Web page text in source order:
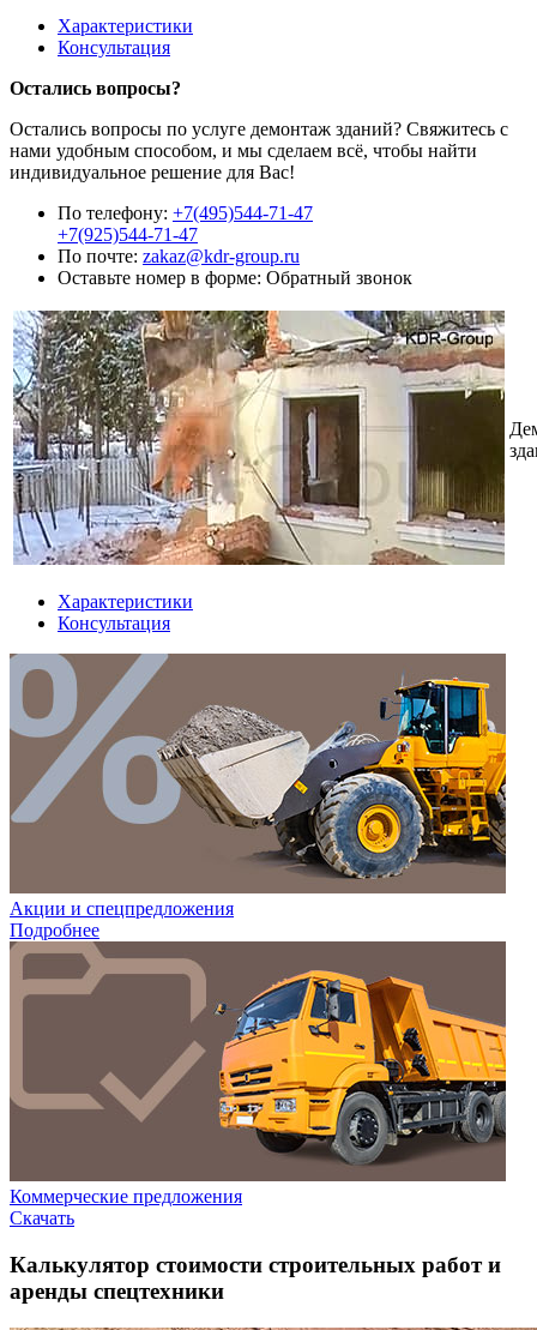
Характеристики
Консультация
Остались вопросы?
Остались вопросы по услуге демонтаж зданий? Свяжитесь с
нами удобным способом, и мы сделаем всё, чтобы найти
индивидуальное решение для Вас!
По телефону: +7(495)544-71-47
+7(925)544-71-47
По почте: zakaz@kdr-group.ru
Оставьте номер в форме: Обратный звонок
Характеристики
Консультация
Акции и спецпредложения
Подробнее
Коммерческие предложения
Скачать
Калькулятор стоимости строительных работ и
аренды спецтехники